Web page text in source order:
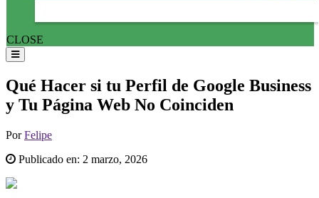
CLOSE
Qué Hacer si tu Perfil de Google Business
y Tu Página Web No Coinciden
PorFelipe
Publicado en: 2 marzo, 2026